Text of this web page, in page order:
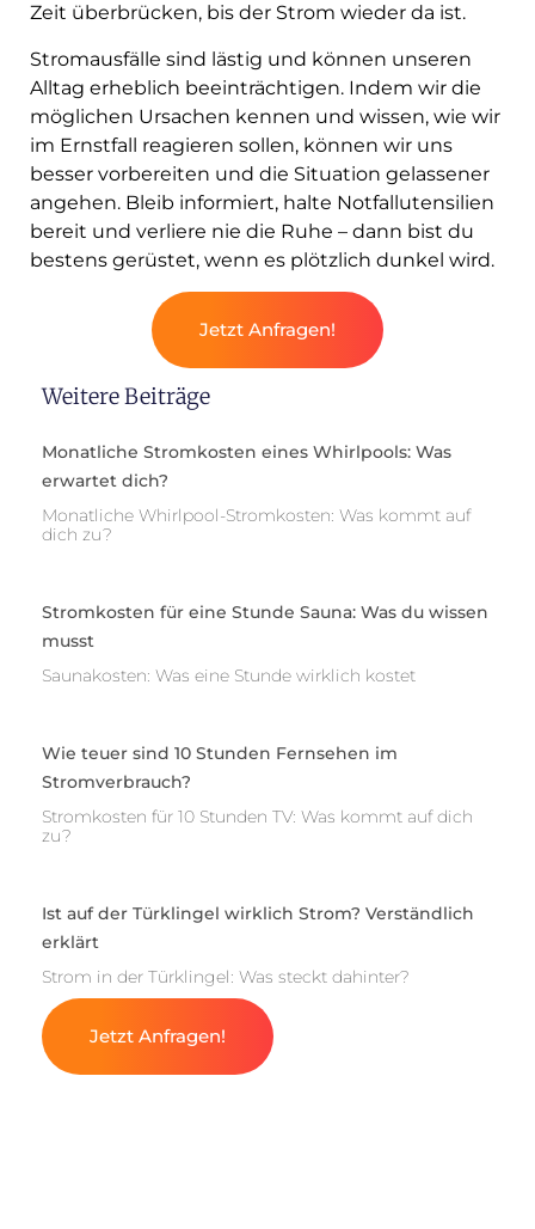
Zeit überbrücken, bis der Strom wieder da ist.
Stromausfälle sind lästig und können unseren
Alltag erheblich beeinträchtigen. Indem wir die
möglichen Ursachen kennen und wissen, wie wir
im Ernstfall reagieren sollen, können wir uns
besser vorbereiten und die Situation gelassener
angehen. Bleib informiert, halte Notfallutensilien
bereit und verliere nie die Ruhe – dann bist du
bestens gerüstet, wenn es plötzlich dunkel wird.
Jetzt Anfragen!
Weitere Beiträge
Monatliche Stromkosten eines Whirlpools: Was
erwartet dich?
Monatliche Whirlpool-Stromkosten: Was kommt auf
dich zu?
Stromkosten für eine Stunde Sauna: Was du wissen
musst
Saunakosten: Was eine Stunde wirklich kostet
Wie teuer sind 10 Stunden Fernsehen im
Stromverbrauch?
Stromkosten für 10 Stunden TV: Was kommt auf dich
zu?
Ist auf der Türklingel wirklich Strom? Verständlich
erklärt
Strom in der Türklingel: Was steckt dahinter?
Jetzt Anfragen!